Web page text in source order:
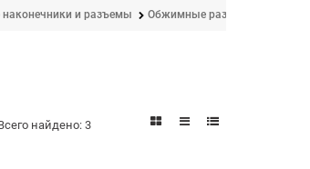
и разъемы Обжимные разъемы для
найдено: 3